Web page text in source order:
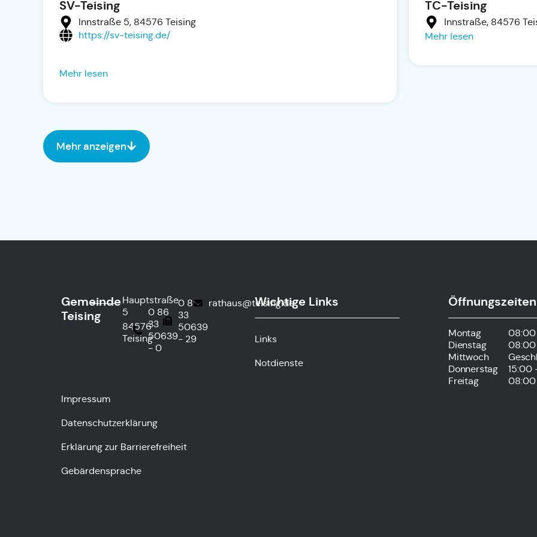
SV-Teising
Innstraße 5, 84576 Teising
https://sv-teising.de/
Mehr lesen
TC-Teising
Innstraße, 84576
Mehr lesen
Mehr anzeigen
Gemeinde
Teising
Hauptstraße
5
84576
Teising
0 86
33
50639
- 0
0 86
33
50639
- 29
rathaus@teising.deWichtige Links
Links
Notdienste
Öffnungszeiten
Montag
08:00
Dienstag
08:00
Mittwoch
Donnerstag
15:00
Freitag
08:00
Impressum
Datenschutzerklärung
Erklärung zur Barrierefreiheit
Gebärdensprache